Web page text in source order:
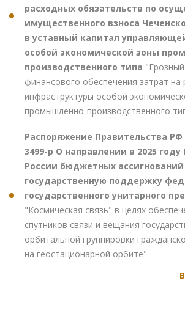
расходных обязательств по
имущественного взноса
в уставный капитал
особой экономической зоны
производственного типа
финансового обеспечения затрат на
инфраструктуры особой
промышленно-производственного
Распоряжение Правительства РФ
3499-р О направлении в 2025
России бюджетных ассигнований
государственную поддержку
государственного унитарного
"Космическая связь" в целях
спутников связи и вещания
орбитальной группировки
на геостационарной орбите"